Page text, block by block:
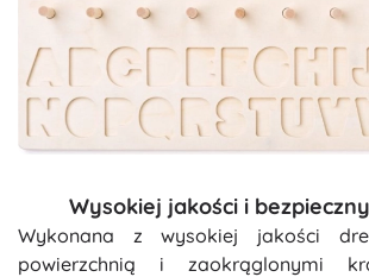
Wysokiej jakości i
Wykonana z wysokiej jakości
powierzchnią i zaokrąglonymi